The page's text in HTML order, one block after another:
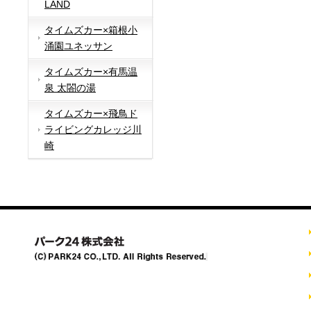
LAND
タイムズカー×箱根小
涌園ユネッサン
タイムズカー×有馬温
泉 太閤の湯
タイムズカー×飛鳥ド
ライビングカレッジ川
崎